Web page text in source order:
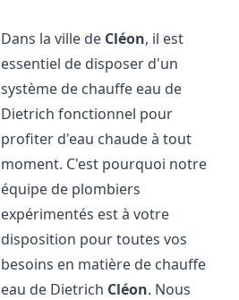
Dans la ville de Cléon, il est
essentiel de disposer d'un
système de chauffe eau de
Dietrich fonctionnel pour
profiter d'eau chaude à tout
moment. C'est pourquoi notre
équipe de plombiers
expérimentés est à votre
disposition pour toutes vos
besoins en matière de chauffe
eau de Dietrich Cléon. Nous